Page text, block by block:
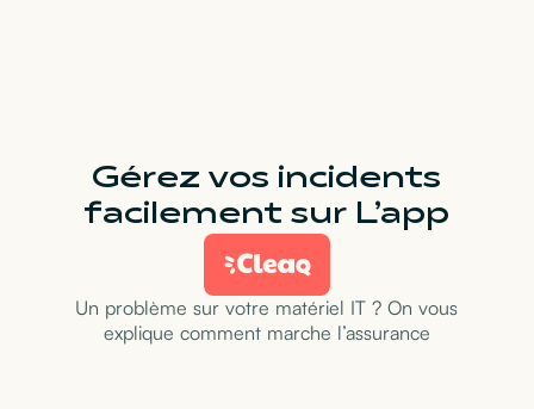
Gérez vos incidents
facilement sur L’app
Un problème sur votre matériel IT ? On vous
explique comment marche l’assurance